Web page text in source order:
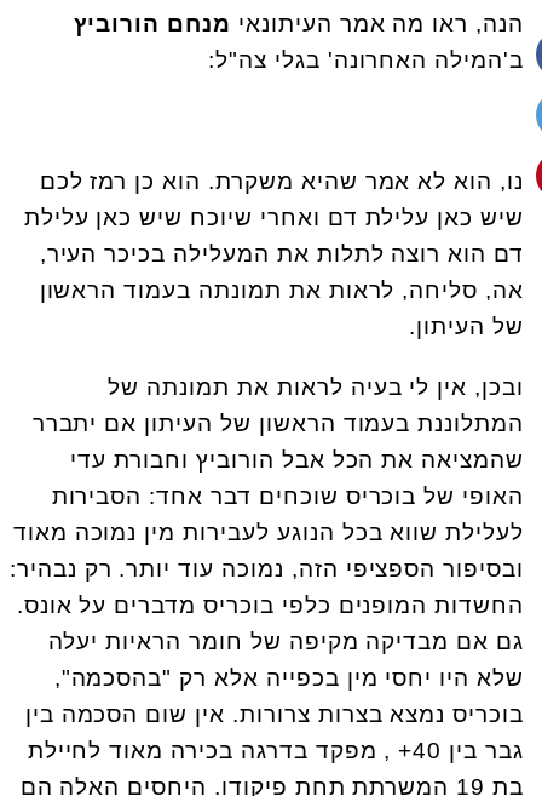
הנה, ראו מה אמר העיתונאי מנחם הורוביץ
ב'המילה האחרונה' בגלי צה"ל:
נו, הוא לא אמר שהיא משקרת. הוא כן רמז לכם
שיש כאן עלילת דם ואחרי שיוכח שיש כאן עלילת
דם הוא רוצה לתלות את המעלילה בכיכר העיר,
אה, סליחה, לראות את תמונתה בעמוד הראשון
של העיתון.
ובכן, אין לי בעיה לראות את תמונתה של
המתלוננת בעמוד הראשון של העיתון אם יתברר
שהמציאה את הכל אבל הורוביץ וחבורת עדי
האופי של בוכריס שוכחים דבר אחד: הסבירות
לעלילת שווא בכל הנוגע לעבירות מין נמוכה מאוד
ובסיפור הספציפי הזה, נמוכה עוד יותר. רק נבהיר:
החשדות המופנים כלפי בוכריס מדברים על אונס.
גם אם מבדיקה מקיפה של חומר הראיות יעלה
שלא היו יחסי מין בכפייה אלא רק "בהסכמה",
בוכריס נמצא בצרות צרורות. אין שום הסכמה בין
גבר בין 40+ , מפקד בדרגה בכירה מאוד לחיילת
בת 19 המשרתת תחת פיקודו. היחסים האלה הם